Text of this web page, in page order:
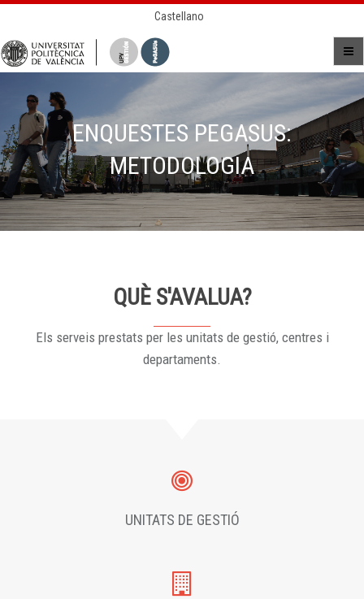
Castellano
ENQUESTES PEGASUS:
METODOLOGIA
QUÈ S'AVALUA?
Els serveis prestats per les unitats de gestió, centres i
departaments.
UNITATS DE GESTIÓ